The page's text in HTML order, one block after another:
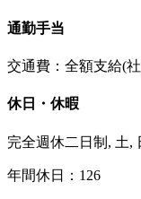
通勤手当
交通費：全額支給(
休日・休暇
完全週休二日制, 土,
年間休日：126